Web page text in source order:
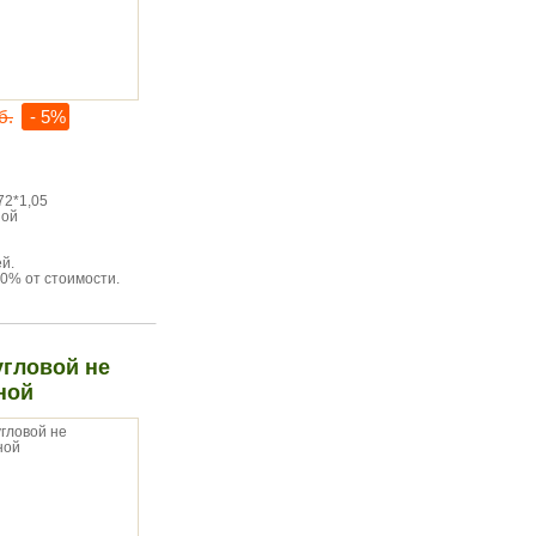
- 5%
от стоимости.
не